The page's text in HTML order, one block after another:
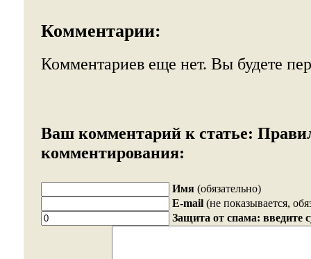
Комментарии:
Комментариев еще нет. Вы будете
Ваш комментарий к статье:
комментирования:
Имя (обязательно)
E-mail (не показывается,
Защита от спама: введите